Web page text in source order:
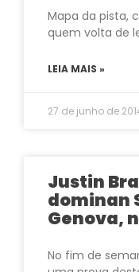
Mapa da pista,
quem volta de
LEIA MAIS »
27 de junho de
Justin
dominan
Genova,
No fim de